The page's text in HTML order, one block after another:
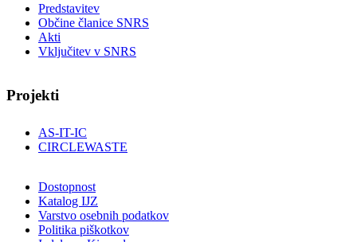
Predstavitev
Občine članice SNRS
Akti
Vključitev v SNRS
Projekti
AS-IT-IC
CIRCLEWASTE
Dostopnost
Katalog IJZ
Varstvo osebnih podatkov
Politika piškotkov